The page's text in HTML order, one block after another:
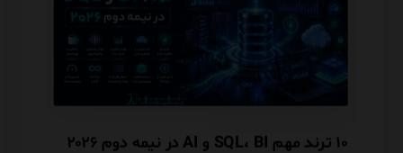
۱۰ ترند مهم SQL، BI و AI در نیمه دوم ۲۰۲۶